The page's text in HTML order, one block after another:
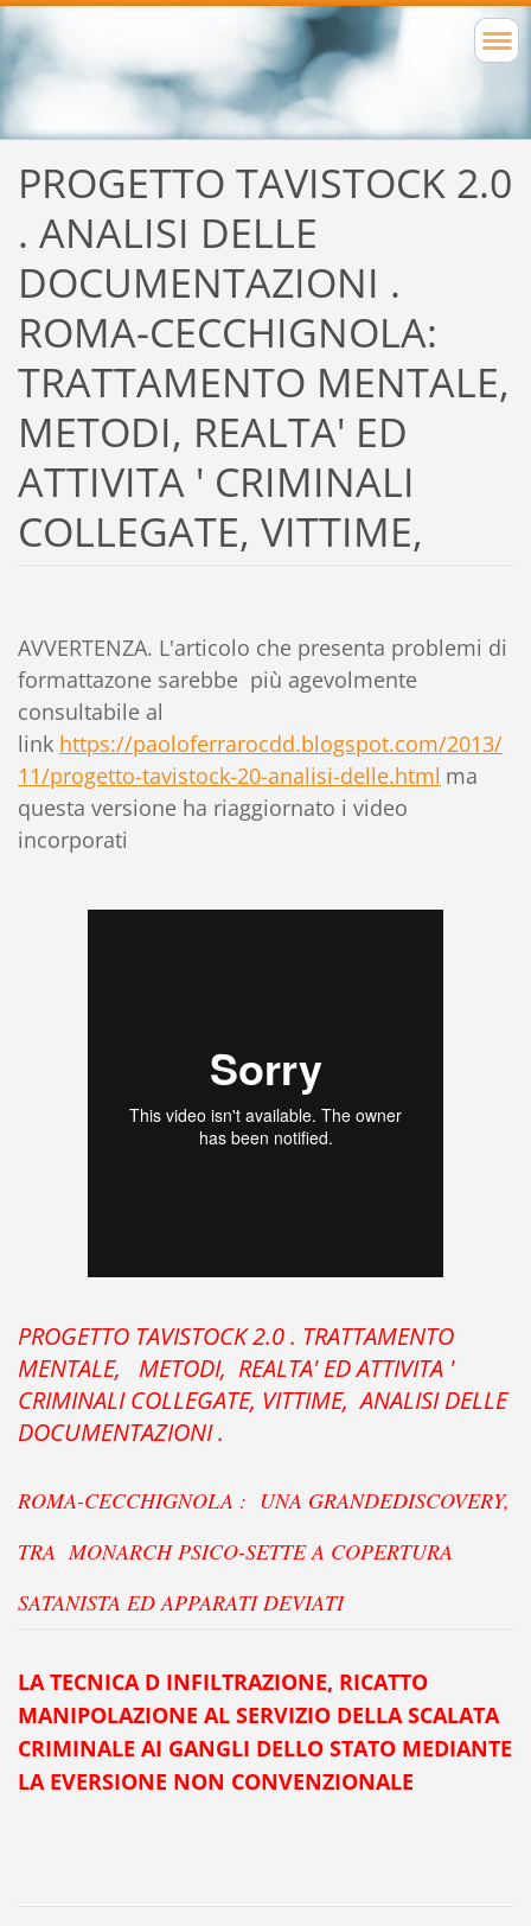
PROGETTO TAVISTOCK 2.0
. ANALISI DELLE
DOCUMENTAZIONI .
ROMA-CECCHIGNOLA:
TRATTAMENTO MENTALE,
METODI, REALTA' ED
ATTIVITA ' CRIMINALI
COLLEGATE, VITTIME,
AVVERTENZA. L'articolo che presenta problemi di
formattazone sarebbe più agevolmente
consultabile al
link https://paoloferrarocdd.blogspot.com/2013/
11/progetto-tavistock-20-analisi-delle.html ma
questa versione ha riaggiornato i video
incorporati
PROGETTO TAVISTOCK 2.0 . TRATTAMENTO
MENTALE, METODI, REALTA' ED ATTIVITA '
CRIMINALI COLLEGATE, VITTIME,ANALISI DELLE
DOCUMENTAZIONI .
ROMA-CECCHIGNOLA : UNA GRANDEDISCOVERY,
TRA MONARCH PSICO-SETTE A COPERTURA
SATANISTA ED APPARATI DEVIATI
LA TECNICA D INFILTRAZIONE, RICATTO
MANIPOLAZIONE AL SERVIZIO DELLA SCALATA
CRIMINALE AI GANGLI DELLO STATO MEDIANTE
LA EVERSIONE NON CONVENZIONALE